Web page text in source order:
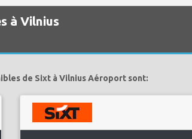
à Vilnius
de Sixt à Vilnius Aéroport sont: